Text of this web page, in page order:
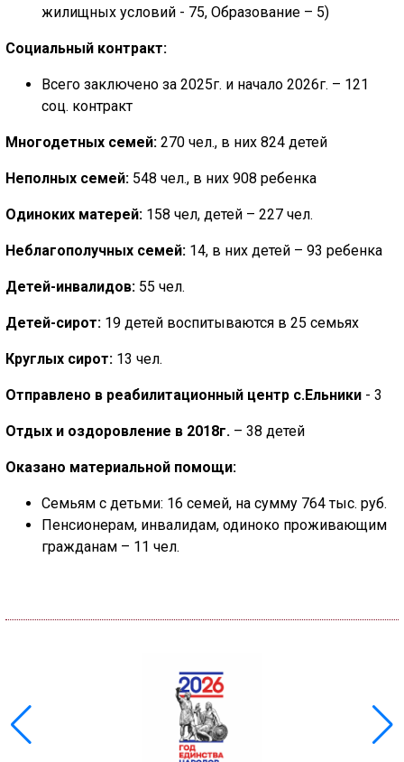
жилищных условий - 75, Образование – 5)
Социальный контракт:
Всего заключено за 2025г. и начало 2026г. – 121
соц. контракт
Многодетных семей: 270 чел., в них 824 детей
Неполных семей: 548 чел., в них 908 ребенка
Одиноких матерей: 158 чел, детей – 227 чел.
Неблагополучных семей: 14, в них детей – 93 ребенка
Детей-инвалидов: 55 чел.
Детей-сирот: 19 детей воспитываются в 25 семьях
Круглых сирот: 13 чел.
Отправлено в реабилитационный центр с.Ельники - 3
Отдых и оздоровление в 2018г. – 38 детей
Оказано материальной помощи:
Семьям с детьми: 16 семей, на сумму 764 тыс. руб.
Пенсионерам, инвалидам, одиноко проживающим
гражданам – 11 чел.